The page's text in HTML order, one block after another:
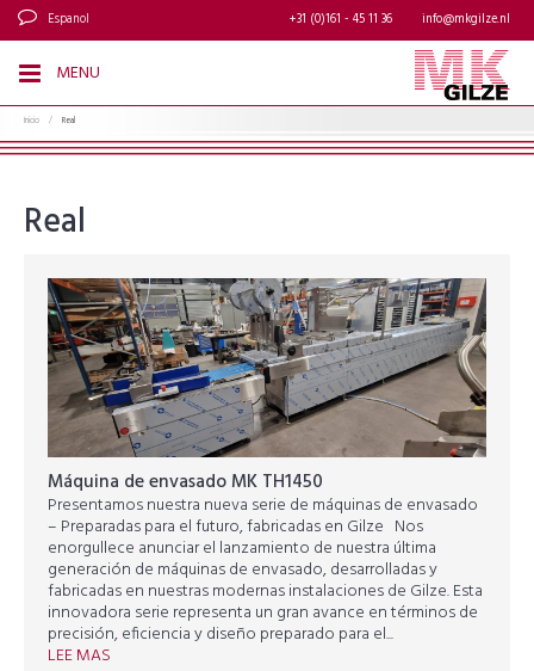
Espanol info@mkgilze.nl
+31 (0)161 - 45 11 36
MENU
Inicio / Real
Real
Máquina de envasado MK TH1450
Presentamos nuestra nueva serie de máquinas de envasado
– Preparadas para el futuro, fabricadas en Gilze Nos
enorgullece anunciar el lanzamiento de nuestra última
generación de máquinas de envasado, desarrolladas y
fabricadas en nuestras modernas instalaciones de Gilze. Esta
innovadora serie representa un gran avance en términos de
precisión, eficiencia y diseño preparado para el...
LEE MAS